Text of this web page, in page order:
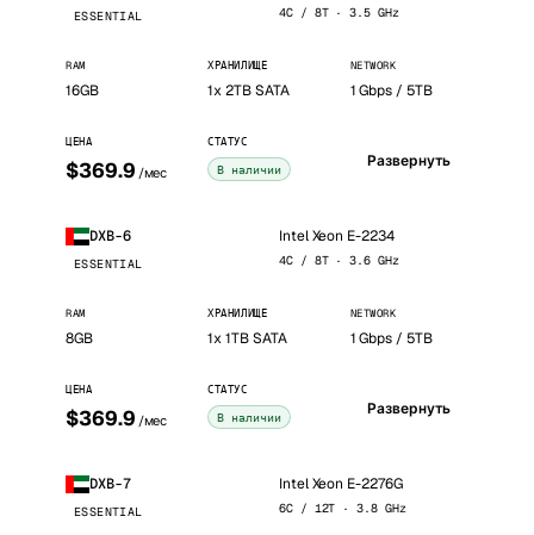
ESSENTIAL 4C / 8T · 3.5 GHz
RAM
16GB
ХРАНИЛИЩЕ
1x 2TB SATA
NETWORK
1 Gbps / 5TB
ЦЕНА
$369.9 /мес
СТАТУС
В наличии Развернуть
DXB-6
ESSENTIAL
Intel Xeon E-2234
4C / 8T · 3.6 GHz
RAM
8GB
ХРАНИЛИЩЕ
1x 1TB SATA
NETWORK
1 Gbps / 5TB
ЦЕНА
$369.9 /мес
СТАТУС
В наличии Развернуть
DXB-7
ESSENTIAL
Intel Xeon E-2276G
6C / 12T · 3.8 GHz